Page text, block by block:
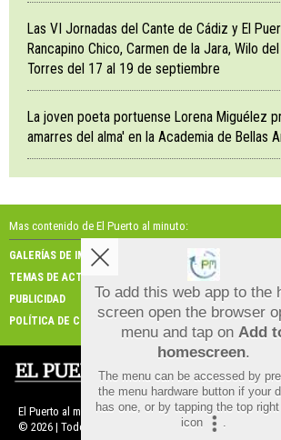
Las VI Jornadas del Cante de Cádiz y El
Rancapino Chico, Carmen de la Jara, Wilo
Torres del 17 al 19 de septiembre
La joven poeta portuense Lorena Miguélez
amarres del alma' en la Academia de Bellas
Mas contenido de El Puerto al minuto:
GALERÍAS DE IMÁGENES
GALERÍAS DE
TEMAS DE ACTUALIDAD
NOSOTROS
PUBLICIDAD
CONTACTO
POLÍTICA DE COOKIES
El Puerto al minuto |Términos de uso|Protección de
© 2026 | Todos los derechos reservados
To add this web app to the
screen open the browser
menu and tap on Add
homescreen.
The menu can be accessed by
the menu hardware button if your
has one, or by tapping the top
icon
.
Aviso sobre el Uso de
Utilizamos cookies nuestras y de
funcionamiento del digital. Puedes
cookies y como desconectarlas.
Privacidad y Cookies
Aceptar Cookies